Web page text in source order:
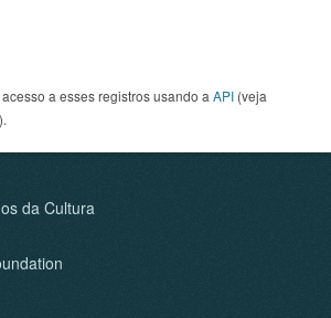
a esses registros usando a API (veja
).
da Cultura